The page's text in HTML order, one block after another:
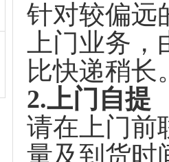
针对较偏远
上门业务
比快递稍长
2.上门自提
请在上门前
量及到货时